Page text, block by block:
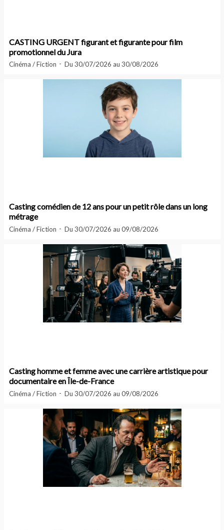
CASTING URGENT figurant et figurante pour film
promotionnel du Jura
Cinéma / Fiction Du 30/07/2026 au 30/08/2026
Casting comédien de 12 ans pour un petit rôle dans un long
métrage
Cinéma / Fiction Du 30/07/2026 au 09/08/2026
Casting homme et femme avec une carrière artistique pour
documentaire en Île-de-France
Cinéma / Fiction Du 30/07/2026 au 09/08/2026